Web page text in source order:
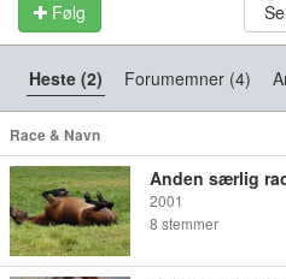
Følg
Heste (2) Forumemner (4)
Race & Navn
Anden særlig
2001
8 stemmer